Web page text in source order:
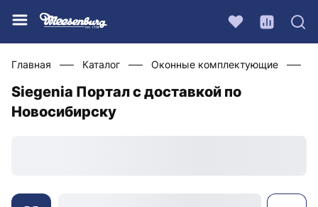
Главная Каталог Оконные комплектующие
Siegenia Портал с доставкой по
Новосибирску